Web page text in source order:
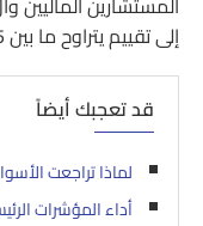
إلى تقييم يتراوح ما بين 1.5 تريليون دولار إلى 1.7 تريليون دولار.
قد تعجبك أيضاً
لماذا تراجعت
أداء المؤشرات